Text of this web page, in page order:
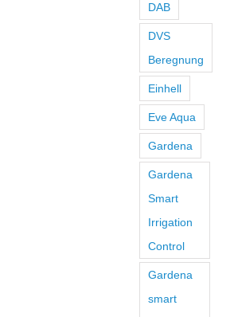
DAB
DVS
Beregnung
Einhell
Eve Aqua
Gardena
Gardena
Smart
Irrigation
Control
Gardena
smart